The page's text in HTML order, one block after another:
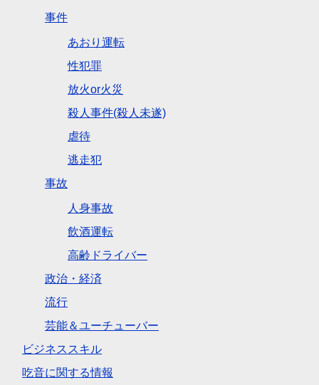
事件
あおり運転
性犯罪
放火or火災
殺人事件(殺人未遂)
虐待
逃走犯
事故
人身事故
飲酒運転
高齢ドライバー
政治・経済
流行
芸能＆ユーチューバー
ビジネススキル
吃音に関する情報